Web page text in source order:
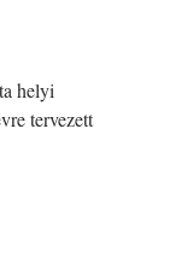
helyi
tervezett